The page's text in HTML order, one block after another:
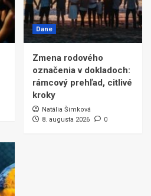
Dane
Zmena rodového
označenia v dokladoch:
rámcový prehľad, citlivé
kroky
Natália Šimková
8. augusta 2026
0